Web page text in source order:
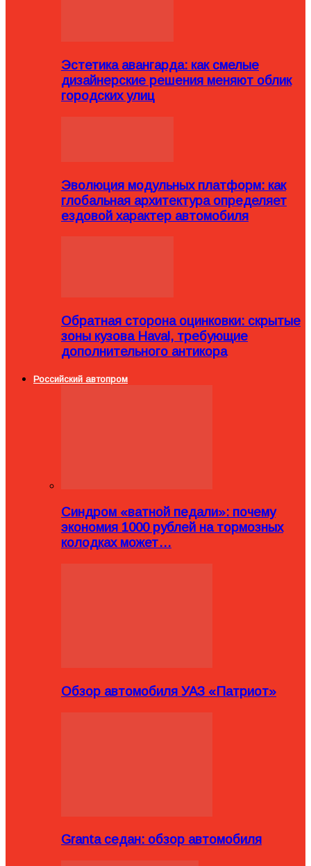
Эстетика авангарда: как смелые
дизайнерские решения меняют облик
городских улиц
Эволюция модульных платформ: как
глобальная архитектура определяет
ездовой характер автомобиля
Обратная сторона оцинковки: скрытые
зоны кузова Haval, требующие
дополнительного антикора
Российский автопром
Синдром «ватной педали»: почему
экономия 1000 рублей на тормозных
колодках может…
Обзор автомобиля УАЗ «Патриот»
Granta седан: обзор автомобиля